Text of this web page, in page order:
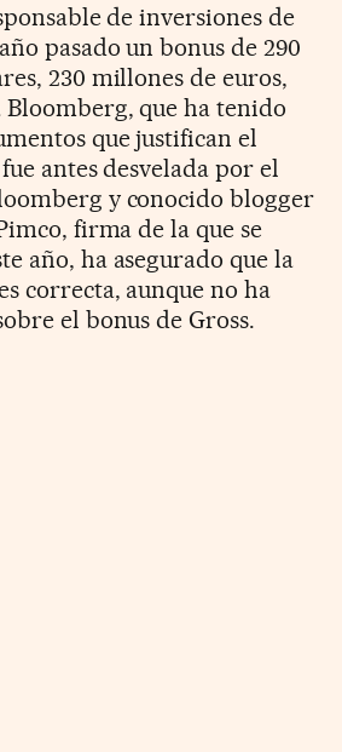
de inversiones de
pasado un bonus de 290
230 millones de euros,
Bloomberg, que ha tenido
que justifican el
antes desvelada por el
y conocido blogger
firma de la que se
año, ha asegurado que la
correcta, aunque no ha
el bonus de Gross.